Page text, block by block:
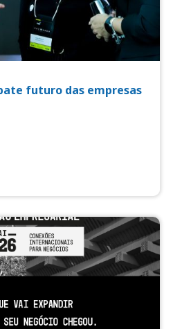
futuro das empresas